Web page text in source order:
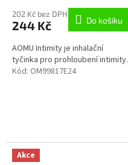
202 Kč bez DPH
244 Kč Do košíku
AOMU Intimity je inhalační
tyčinka pro prohloubení intimity.
Kód: OM99817E24
Akce